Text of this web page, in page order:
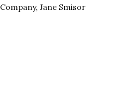
Jane Smisor